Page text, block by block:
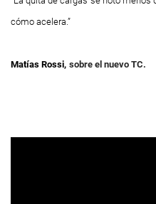
cómo acelera.”
Matías Rossi, sobre el nuevo TC.